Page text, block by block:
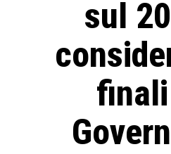
sul
finali